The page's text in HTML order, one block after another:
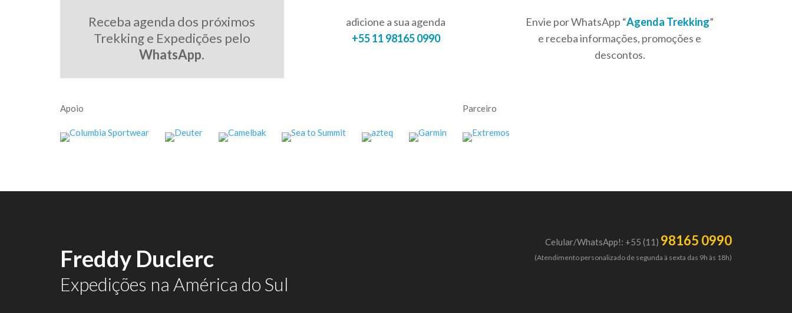
Receba agenda dos próximos
Trekking e Expedições pelo
WhatsApp.
adicione a sua agenda
+55 11 98165 0990
Envie por WhatsApp “Agenda Trekking”
e receba informações, promoções e
descontos.
Apoio Parceiro
Freddy Duclerc
Expedições na América do Sul
Celular/WhatsApp!: +55 (11) 98165 0990
(Atendimento personalizado de segunda à sexta das 9h às 18h)